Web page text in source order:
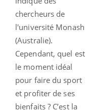
chercheurs de
l'université Monash
(Australie).
Cependant, quel est
le moment idéal
pour faire du sport
et profiter de ses
bienfaits ? C’est la